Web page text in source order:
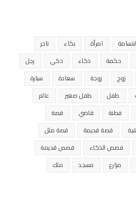
ابتسامة امرأة بكاء
تاجر
حكمة ذكاء ذكي
رجل
زوج زوجة سعادة
سيارة
طفل طفل صغير
عالم
فطنة قاضي
قصة
قصة قديمة
قصة مثل
قصص الذكاء
قصص قديمة
مزارع مسجد
ملك